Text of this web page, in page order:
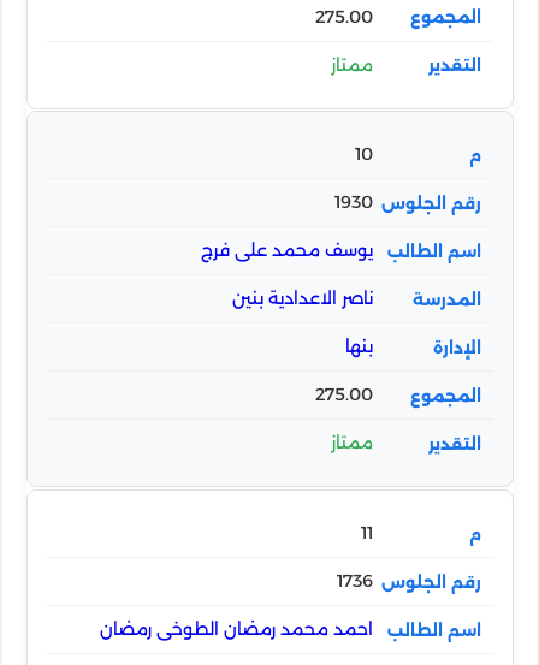
275.00
ممتاز
10
1930
يوسف محمد على فرج
ناصر الاعدادية بنين
بنها
275.00
ممتاز
11
1736
احمد محمد رمضان الطوخى رمضان